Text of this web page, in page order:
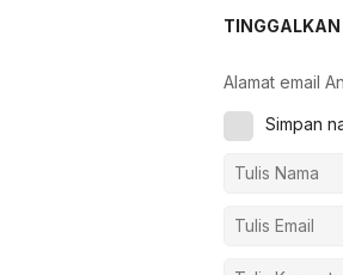
Alamat email
Simpan